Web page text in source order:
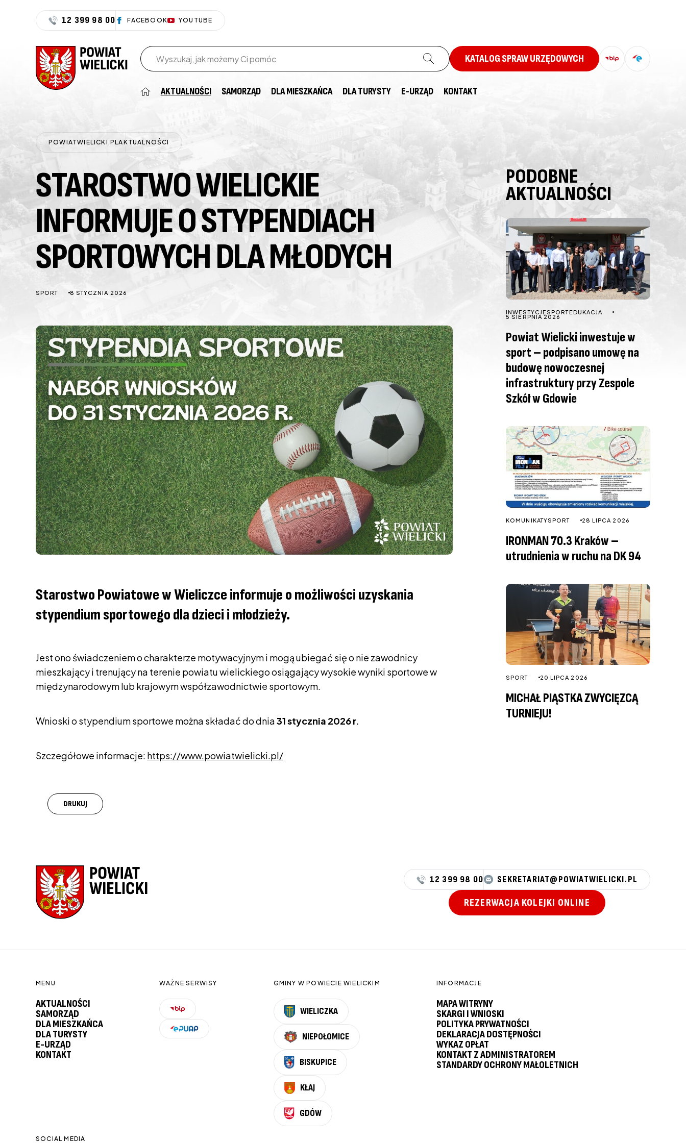
12 399 98 00 FACEBOOK YOUTUBE
Wpisz szukaną frazę KATALOG SPRAW URZĘDOWYCH
AKTUALNOŚCI SAMORZĄD DLA MIESZKAŃCA DLA TURYSTY E-URZĄD KONTAKT
POWIATWIELICKI.PLAKTUALNOŚCI
STAROSTWO WIELICKIE
INFORMUJE O STYPENDIACH
SPORTOWYCH DLA MŁODYCH
SPORT 8 STYCZNIA 2026
Starostwo Powiatowe w Wieliczce informuje o możliwości uzyskania
stypendium sportowego dla dzieci i młodzieży.
Jest ono świadczeniem o charakterze motywacyjnym i mogą ubiegać się o nie zawodnicy
mieszkający i trenujący na terenie powiatu wielickiego osiągający wysokie wyniki sportowe w
międzynarodowym lub krajowym współzawodnictwie sportowym.
Wnioski o stypendium sportowe można składać do dnia31 stycznia 2026 r.
Szczegółowe informacje: https://www.powiatwielicki.pl/
DRUKUJ
PODOBNE
AKTUALNOŚCI
INWESTYCJESPORTEDUKACJA
5 SIERPNIA 2026
Powiat Wielicki inwestuje w
sport – podpisano umowę na
budowę nowoczesnej
infrastruktury przy Zespole
Szkół w Gdowie
KOMUNIKATYSPORT 28 LIPCA 2026
IRONMAN 70.3 Kraków –
utrudnienia w ruchu na DK 94
SPORT 20 LIPCA 2026
MICHAŁ PIĄSTKA ZWYCIĘZCĄ
TURNIEJU!
12 399 98 00 SEKRETARIAT@POWIATWIELICKI.PL
REZERWACJA KOLEJKI ONLINE
MENU
AKTUALNOŚCI
SAMORZĄD
DLA MIESZKAŃCA
DLA TURYSTY
E-URZĄD
KONTAKT
WAŻNE SERWISY GMINY W POWIECIE WIELICKIM
WIELICZKA
NIEPOŁOMICE
BISKUPICE
KŁAJ
GDÓW
INFORMACJE
MAPA WITRYNY
SKARGI I WNIOSKI
POLITYKA PRYWATNOŚCI
DEKLARACJA DOSTĘPNOŚCI
WYKAZ OPŁAT
KONTAKT Z ADMINISTRATOREM
STANDARDY OCHRONY MAŁOLETNICH
SOCIAL MEDIA